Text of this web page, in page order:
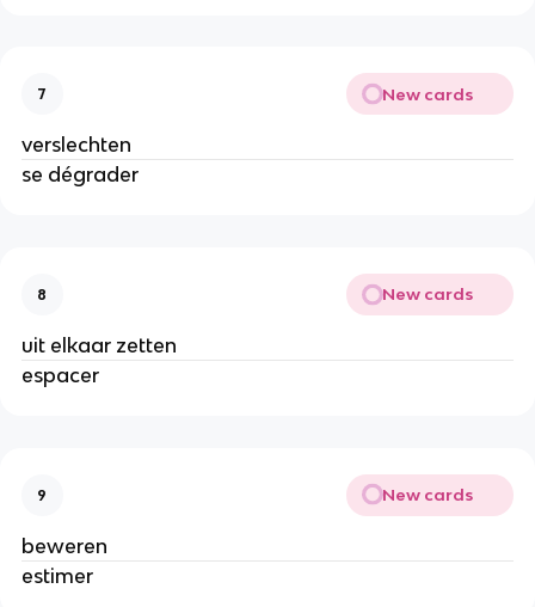
7 New cards
verslechten
se dégrader
8 New cards
uit elkaar zetten
espacer
9 New cards
beweren
estimer